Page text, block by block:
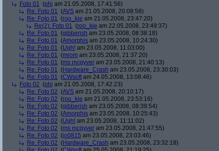
Foto 01 (phj am 21.05.2008, 17:41:56)
Re: Foto 01 (AVS am 21.05.2008, 20:08:58)
Re: Foto 01 (roo_kie am 21.05.2008, 23:47:20)
Re(2): Foto 01 (roo_kie am 22.05.2008, 23:49:37)
Re: Foto 01 (gibberish am 23.05.2008, 08:38:18)
Re: Foto 01 (Amorphis am 23.05.2008, 10:24:30)
Re: Foto 01 (Ugh! am 23.05.2008, 11:03:00)
Re: Foto 01 (mrom am 23.05.2008, 21:37:20)
Re: Foto 01 (ms mcgyver am 23.05.2008, 21:40:13)
Re: Foto 01 (Hardware_Crash am 23.05.2008, 23:30:03)
Re: Foto 01 (CWsoft am 24.05.2008, 13:08:46)
Foto 02 (phj am 21.05.2008, 17:42:23)
Re: Foto 02 (AVS am 21.05.2008, 20:10:17)
Re: Foto 02 (roo_kie am 21.05.2008, 23:53:16)
Re: Foto 02 (gibberish am 23.05.2008, 08:39:54)
Re: Foto 02 (Amorphis am 23.05.2008, 10:25:43)
Re: Foto 02 (Ugh! am 23.05.2008, 11:11:02)
Re: Foto 02 (ms mcgyver am 23.05.2008, 21:47:55)
Re: Foto 02 (jo0815 am 23.05.2008, 23:03:46)
Re: Foto 02 (Hardware_Crash am 23.05.2008, 23:32:18)